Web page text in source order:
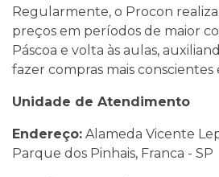
Regularmente, o Procon
preços em períodos de maior
Páscoa e volta às aulas,
fazer compras mais conscientes
Unidade de Atendimento
Endereço: Alameda Vicente
Parque dos Pinhais, Franca - SP